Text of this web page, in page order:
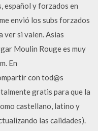
español y forzados en
envió los subs forzados
ver si valen. Asias
Moulin Rouge es muy
En
con tod@s
gratis para que la
castellano, latino y
las calidades).